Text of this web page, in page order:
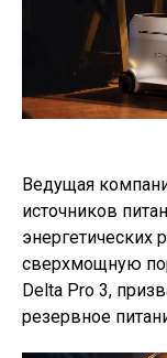
Ведущая
источников
энергетических
сверхмощную
Delta Pro 3,
резервное